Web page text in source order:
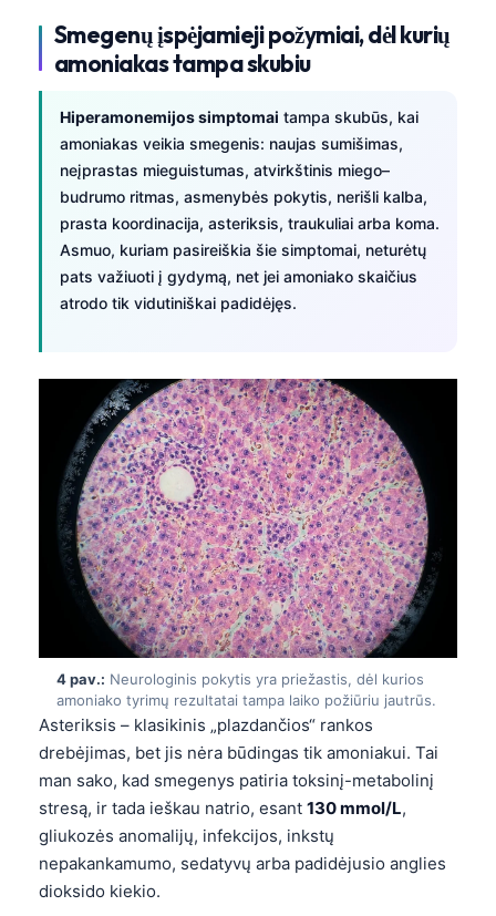
Smegenų įspėjamieji požymiai, dėl kurių
amoniakas tampa skubiu
Hiperamonemijos simptomai tampa skubūs, kai
amoniakas veikia smegenis: naujas sumišimas,
neįprastas mieguistumas, atvirkštinis miego–
budrumo ritmas, asmenybės pokytis, nerišli kalba,
prasta koordinacija, asteriksis, traukuliai arba koma.
Asmuo, kuriam pasireiškia šie simptomai, neturėtų
pats važiuoti į gydymą, net jei amoniako skaičius
atrodo tik vidutiniškai padidėjęs.
4 pav.: Neurologinis pokytis yra priežastis, dėl kurios
amoniako tyrimų rezultatai tampa laiko požiūriu jautrūs.
Asteriksis – klasikinis „plazdančios“ rankos
drebėjimas, bet jis nėra būdingas tik amoniakui. Tai
man sako, kad smegenys patiria toksinį-metabolinį
stresą, ir tada ieškau natrio, esant 130 mmol/L,
gliukozės anomalijų, infekcijos, inkstų
nepakankamumo, sedatyvų arba padidėjusio anglies
dioksido kiekio.